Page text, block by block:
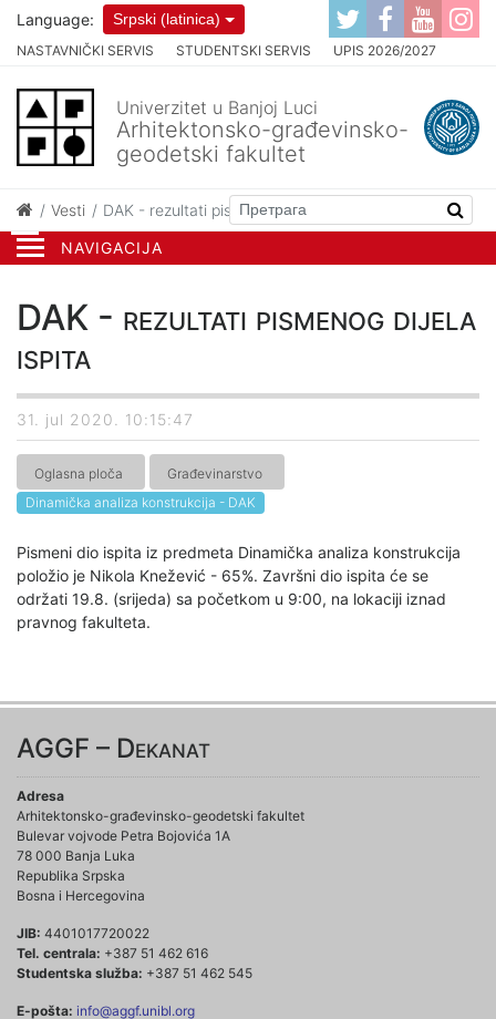
NAVIGACIJA
NASTAVNIČKI SERVIS STUDENTSKI SERVIS UPIS 2026/2027
Language: Srpski (latinica)
Univerzitet u Banjoj Luci
Arhitektonsko-građevinsko-
geodetski fakultet
Vesti DAK - rezultati pismenog dijela ispita
DAK - rezultati pismenog dijela
ispita
31. jul 2020. 10:15:47
Oglasna ploča
Građevinarstvo
Dinamička analiza konstrukcija - DAK
Pismeni dio ispita iz predmeta Dinamička analiza konstrukcija
položio je Nikola Knežević - 65%. Završni dio ispita će se
održati 19.8. (srijeda) sa početkom u 9:00, na lokaciji iznad
pravnog fakulteta.
AGGF – Dekanat
Adresa
Arhitektonsko-građevinsko-geodetski fakultet
Bulevar vojvode Petra Bojovića 1A
78 000 Banja Luka
Republika Srpska
Bosna i Hercegovina
JIB: 4401017720022
Tel. centrala: +387 51 462 616
Studentska služba: +387 51 462 545
E-pošta: info@aggf.unibl.org